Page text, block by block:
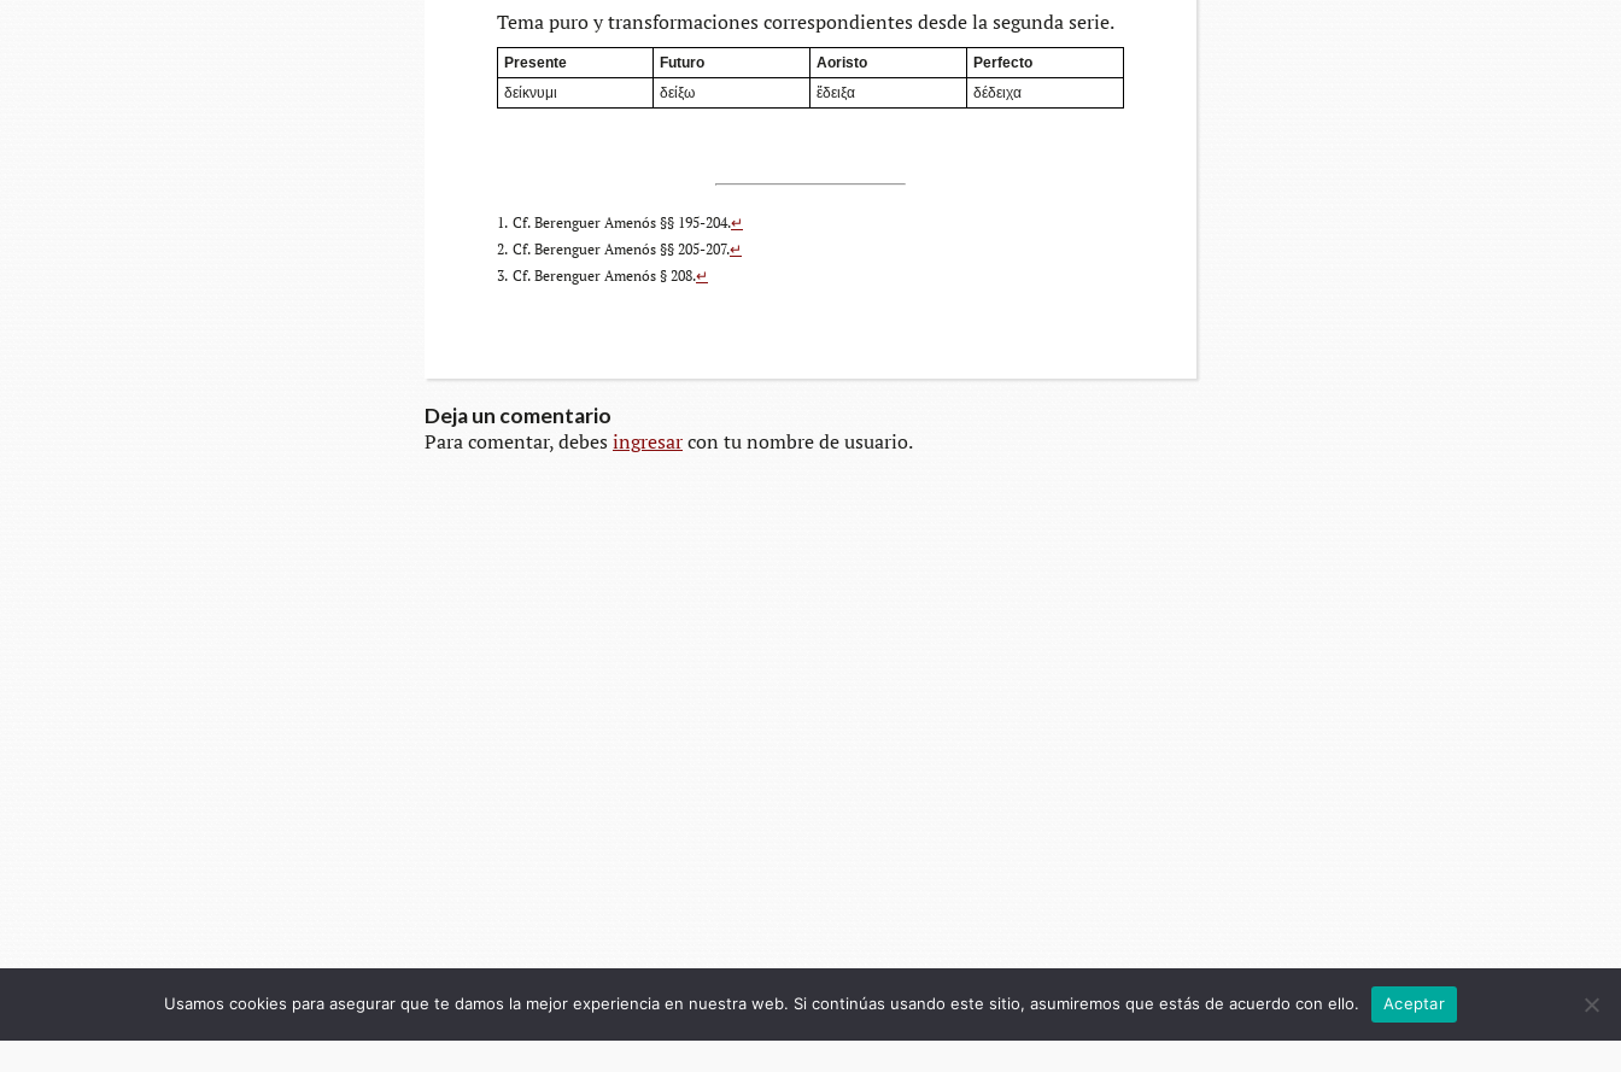
Tema puro y trans­for­ma­cio­nes corres­pon­dien­tes desde la segun­da serie.
Presente Futuro Aoristo
Perfecto
δείκνυμι
δείξω ἔδειξα δέδειχα
Cf. Beren­guer Ame­nós §§ 195-204.↵
Cf. Beren­guer Ame­nós §§ 205-207.↵
Cf. Beren­guer Ame­nós § 208.↵
Deja un comentario
Para comentar, debes ingresarcon tu nombre de usuario.
Usamos cookies para asegurar que te damos la mejor experiencia en nuestra web. Si continúas usando este sitio, asumiremos que estás de acuerdo con ello. Aceptar